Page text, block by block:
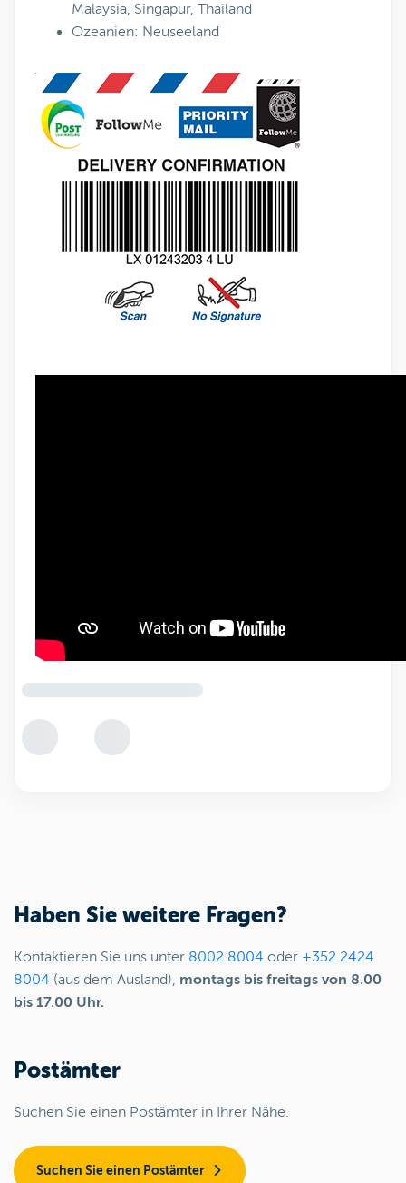
Malaysia, Singapur, Thailand
Ozeanien: Neuseeland
Haben Sie weitere Fragen?
Kontaktieren Sie uns unter 8002 8004 oder +352 2424
8004 (aus dem Ausland), montags bis freitags von 8.00
bis 17.00 Uhr.
Postämter
Suchen Sie einen Postämter in Ihrer Nähe.
Suchen Sie einen Postämter